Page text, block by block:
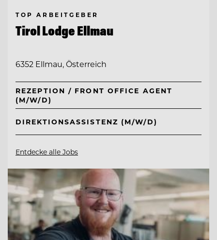
TOP ARBEITGEBER
Tirol Lodge Ellmau
6352 Ellmau, Österreich
REZEPTION / FRONT OFFICE AGENT
(M/W/D)
DIREKTIONSASSISTENZ (M/W/D)
Entdecke alle Jobs